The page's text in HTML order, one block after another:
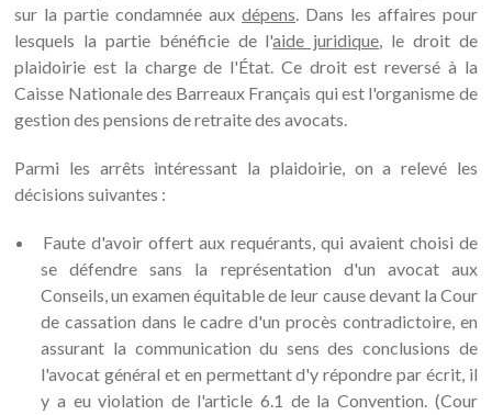
sur la partie condamnée aux dépens. Dans les affaires pour
lesquels la partie bénéficie de l'aide juridique, le droit de
plaidoirie est la charge de l'État. Ce droit est reversé à la
Caisse Nationale des Barreaux Français qui est l'organisme de
gestion des pensions de retraite des avocats.
Parmi les arrêts intéressant la plaidoirie, on a relevé les
décisions suivantes :
Faute d'avoir offert aux requérants, qui avaient choisi de
se défendre sans la représentation d'un avocat aux
Conseils, un examen équitable de leur cause devant la Cour
de cassation dans le cadre d'un procès contradictoire, en
assurant la communication du sens des conclusions de
l'avocat général et en permettant d'y répondre par écrit, il
y a eu violation de l'article 6.1 de la Convention. (Cour